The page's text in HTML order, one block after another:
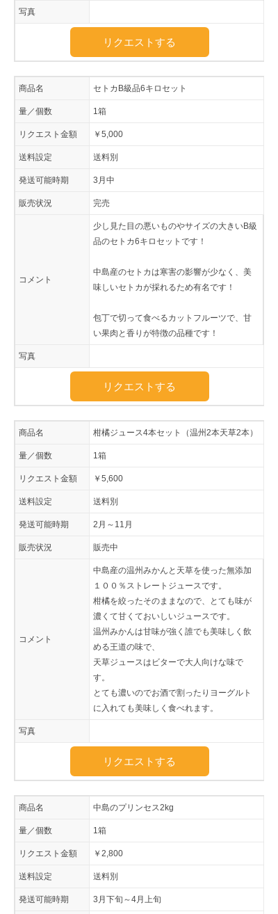
写真
リクエストする
商品名 セトカB級品6キロセット
量／個数 1箱
リクエスト金額 ￥5,000
送料設定 送料別
発送可能時期 3月中
販売状況 完売
コメント
少し見た目の悪いものやサイズの大きいB級
品のセトカ6キロセットです！
中島産のセトカは寒害の影響が少なく、美
味しいセトカが採れるため有名です！
包丁で切って食べるカットフルーツで、甘
い果肉と香りが特徴の品種です！
写真
リクエストする
商品名 柑橘ジュース4本セット（温州2本天草2本）
量／個数 1箱
リクエスト金額 ￥5,600
送料設定 送料別
発送可能時期 2月～11月
販売状況 販売中
コメント
中島産の温州みかんと天草を使った無添加
１００％ストレートジュースです。
柑橘を絞ったそのままなので、とても味が
濃くて甘くておいしいジュースです。
温州みかんは甘味が強く誰でも美味しく飲
める王道の味で、
天草ジュースはビターで大人向けな味で
す。
とても濃いのでお酒で割ったりヨーグルト
に入れても美味しく食べれます。
写真
リクエストする
商品名 中島のプリンセス2kg
量／個数 1箱
リクエスト金額 ￥2,800
送料設定 送料別
発送可能時期 3月下旬～4月上旬